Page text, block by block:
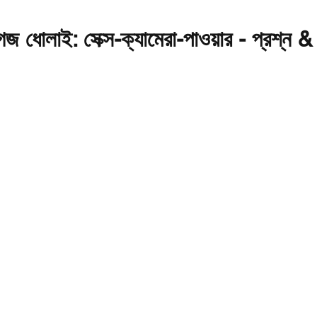
ধোলাই: সেক্স-ক্যামেরা-পাওয়ার - প্রশ্ন